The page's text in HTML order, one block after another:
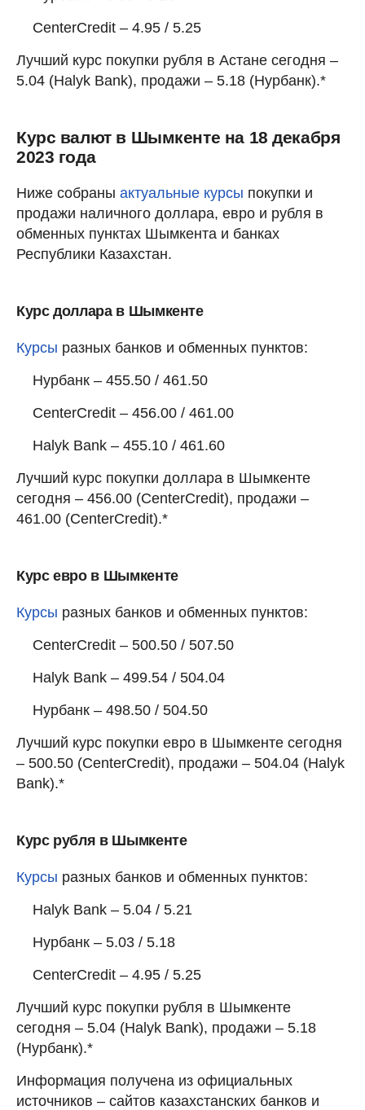
CenterCredit – 4.95 / 5.25
Лучший курс покупки рубля в Астане сегодня –
5.04 (Halyk Bank), продажи – 5.18 (Нурбанк).*
Курс валют в Шымкенте на 18 декабря
2023 года
Ниже собраны актуальные курсы покупки и
продажи наличного доллара, евро и рубля в
обменных пунктах Шымкента и банках
Республики Казахстан.
Курс доллара в Шымкенте
Курсы разных банков и обменных пунктов:
Нурбанк – 455.50 / 461.50
CenterCredit – 456.00 / 461.00
Halyk Bank – 455.10 / 461.60
Лучший курс покупки доллара в Шымкенте
сегодня – 456.00 (CenterCredit), продажи –
461.00 (CenterCredit).*
Курс евро в Шымкенте
Курсы разных банков и обменных пунктов:
CenterCredit – 500.50 / 507.50
Halyk Bank – 499.54 / 504.04
Нурбанк – 498.50 / 504.50
Лучший курс покупки евро в Шымкенте сегодня
– 500.50 (CenterCredit), продажи – 504.04 (Halyk
Bank).*
Курс рубля в Шымкенте
Курсы разных банков и обменных пунктов:
Halyk Bank – 5.04 / 5.21
Нурбанк – 5.03 / 5.18
CenterCredit – 4.95 / 5.25
Лучший курс покупки рубля в Шымкенте
сегодня – 5.04 (Halyk Bank), продажи – 5.18
(Нурбанк).*
Информация получена из официальных
источников – сайтов казахстанских банков и